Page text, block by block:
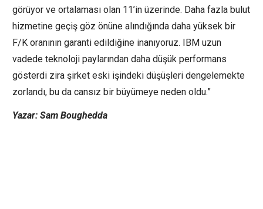
görüyor ve ortalaması olan 11’in üzerinde. Daha fazla bulut
hizmetine geçiş göz önüne alındığında daha yüksek bir
F/K oranının garanti edildiğine inanıyoruz. IBM uzun
vadede teknoloji paylarından daha düşük performans
gösterdi zira şirket eski işindeki düşüşleri dengelemekte
zorlandı, bu da cansız bir büyümeye neden oldu.”
Yazar: Sam Boughedda